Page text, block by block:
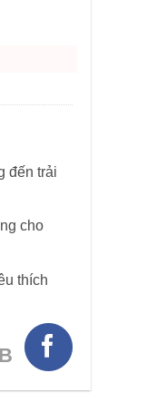
đến trải
cho
thích